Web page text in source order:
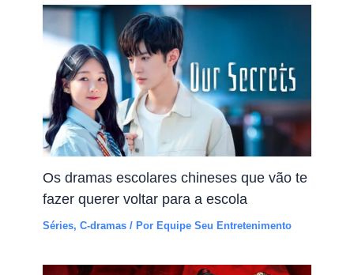
Os dramas escolares chineses que vão te
fazer querer voltar para a escola
Séries,C-dramas / Por Equipe Seu Entretenimento